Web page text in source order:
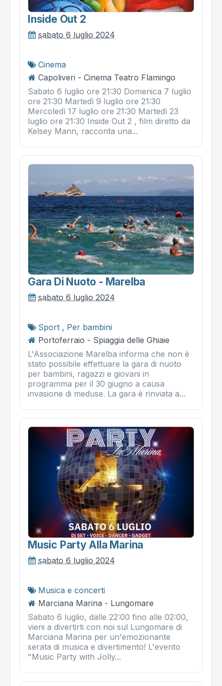
Inside Out 2
sabato 6 luglio 2024
Cinema
Capoliveri - Cinema Teatro Flamingo
Sabato 6 luglio ore 21:30 Domenica 7 luglio
ore 21:30 Martedì 9 luglio ore 21:30
Mercoledì 17 luglio ore 21:30 Martedì 23
luglio ore 21:30 Inside Out 2 , film diretto da
Kelsey Mann, racconta una...
Gara Di Nuoto - Marelba
sabato 6 luglio 2024
Sport , Per bambini
Portoferraio - Spiaggia delle Ghiaie
L'Associazione Marelba informa che non è
stato possibile effettuare la gara di nuoto
per bambini, ragazzi e giovani in
programma per il 30 giugno a causa
invasione di meduse. La gara è rinviata a...
Music Party Alla Marina
sabato 6 luglio 2024
Musica e concerti
Marciana Marina - Lungomare
Sabato 6 luglio, dalle 22:00 fino alle 02:00,
vieni a divertirti con noi sul Lungomare di
Marciana Marina per un'emozionante
serata di musica e divertimento! L'evento
"Music Party with Jolly...